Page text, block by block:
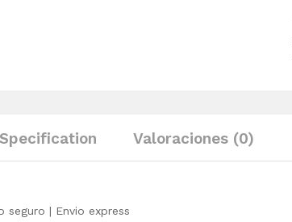
Specification Valoraciones (0)
seguro | Envio express